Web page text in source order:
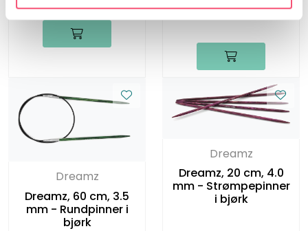
bjørk
Dreamz
Dreamz, 60 cm, 3.5
mm - Rundpinner i
bjørk
Dreamz
Dreamz, 20 cm, 4.0
mm - Strømpepinner
i bjørk